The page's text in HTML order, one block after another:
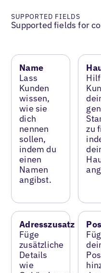
SUPPORTED FIELDS
Supported fields for
Name
Lass
Kunden
wissen,
wie sie
dich
nennen
sollen,
indem du
einen
Namen
angibst.
Hilf
zu
Adresszusatz
Füge
zusätzliche
Details
wie